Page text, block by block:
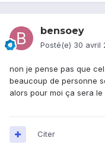
bensoey
Posté(e) 30 avril
non je pense pas que
beaucoup de personne
alors pour moi ça sera le
Citer